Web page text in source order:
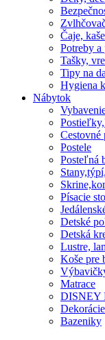
Čaje, kaše
Potreby
Tašky,
Tipy na
Hygiena
Nábytok
Postele
Posteľná
Písacie
Detské
Detská
Lustre,
Koše pre
Matrace
DISNEY
Dekorácie
Bazeniky